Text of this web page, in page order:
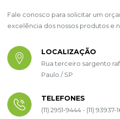
Fale conosco para solicitar um
excelência dos nossos produtos e
LOCALIZAÇÃO
Rua terceiro sargento
Paulo / SP
TELEFONES
(11) 2951-9444 - (11) 93937-